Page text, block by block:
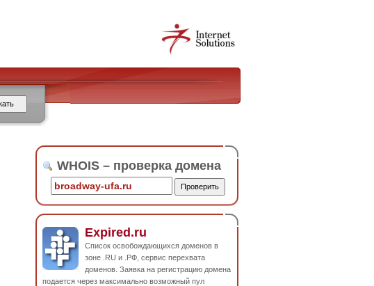
WHOIS – проверка домена
Expired.ru
Список освобождающихся доменов в
зоне .RU и .РФ, сервис перехвата
доменов. Заявка на регистрацию домена
подается через максимально возможный пул